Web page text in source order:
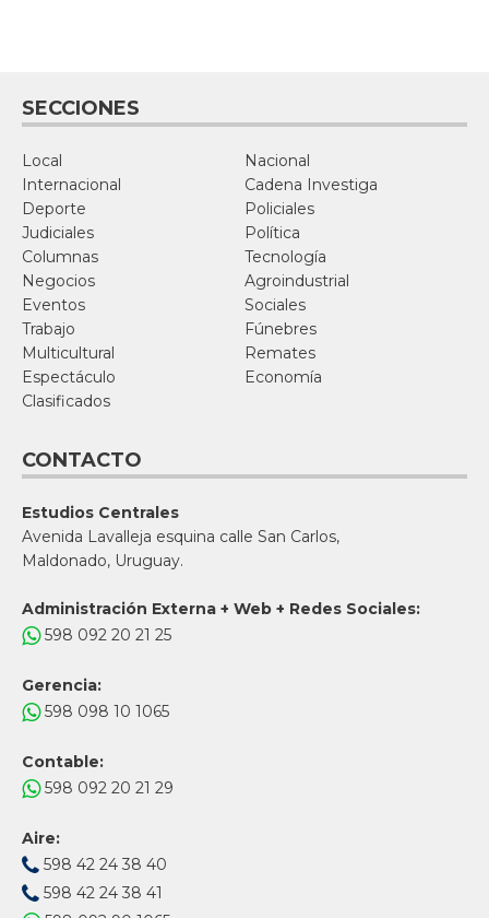
SECCIONES
Local
Nacional
Internacional
Cadena Investiga
Deporte
Policiales
Judiciales
Política
Columnas
Tecnología
Negocios
Agroindustrial
Eventos
Sociales
Trabajo
Fúnebres
Multicultural
Remates
Espectáculo
Economía
Clasificados
CONTACTO
Estudios Centrales
Avenida Lavalleja esquina calle San Carlos,
Maldonado, Uruguay.
Administración Externa + Web + Redes Sociales:
598 092 20 21 25
Gerencia:
598 098 10 1065
Contable:
598 092 20 21 29
Aire:
598 42 24 38 40
598 42 24 38 41